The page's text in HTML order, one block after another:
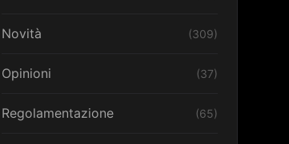
Novità (309)
Opinioni (37)
Regolamentazione (65)